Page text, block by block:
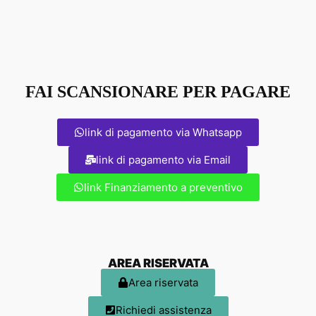
FAI SCANSIONARE PER PAGARE
link di pagamento via Whatsapp
link di pagamento via Email
link Finanziamento a preventivo
AREA RISERVATA
Area riservata
Richiedi assistenza